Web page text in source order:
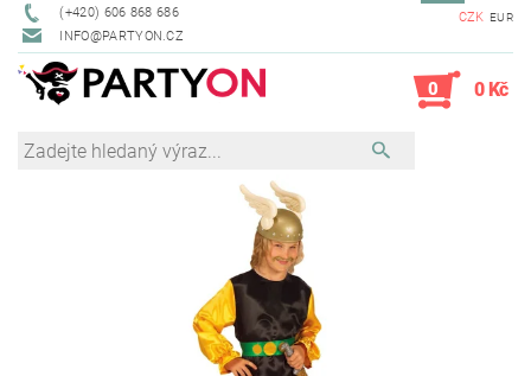
(+420) 606 868 686
INFO@PARTYON.CZ
CZK EUR
0 0 Kč